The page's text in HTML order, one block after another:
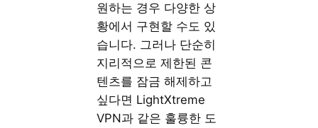
원하는 경우 다양한 상
황에서 구현할 수도 있
습니다. 그러나 단순히
지리적으로 제한된 콘
텐츠를 잠금 해제하고
싶다면 LightXtreme
VPN과 같은 훌륭한 도